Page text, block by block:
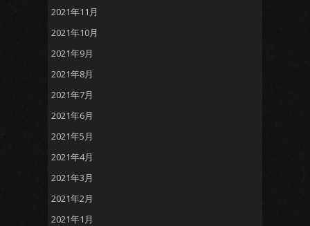
2021年11月
2021年10月
2021年9月
2021年8月
2021年7月
2021年6月
2021年5月
2021年4月
2021年3月
2021年2月
2021年1月